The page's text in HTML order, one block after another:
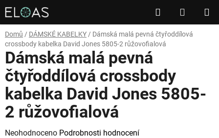
Přejít
na
obsah
Hledat
KOŠÍK
Domů / DÁMSKÉ KABELKY / Dámská malá pevná čtyřoddílová
crossbody kabelka David Jones 5805-2 růžovofialová
Dámská malá pevná
čtyřoddílová crossbody
kabelka David Jones 5805-
2 růžovofialová
Průměrné
Neohodnoceno Podrobnosti hodnocení